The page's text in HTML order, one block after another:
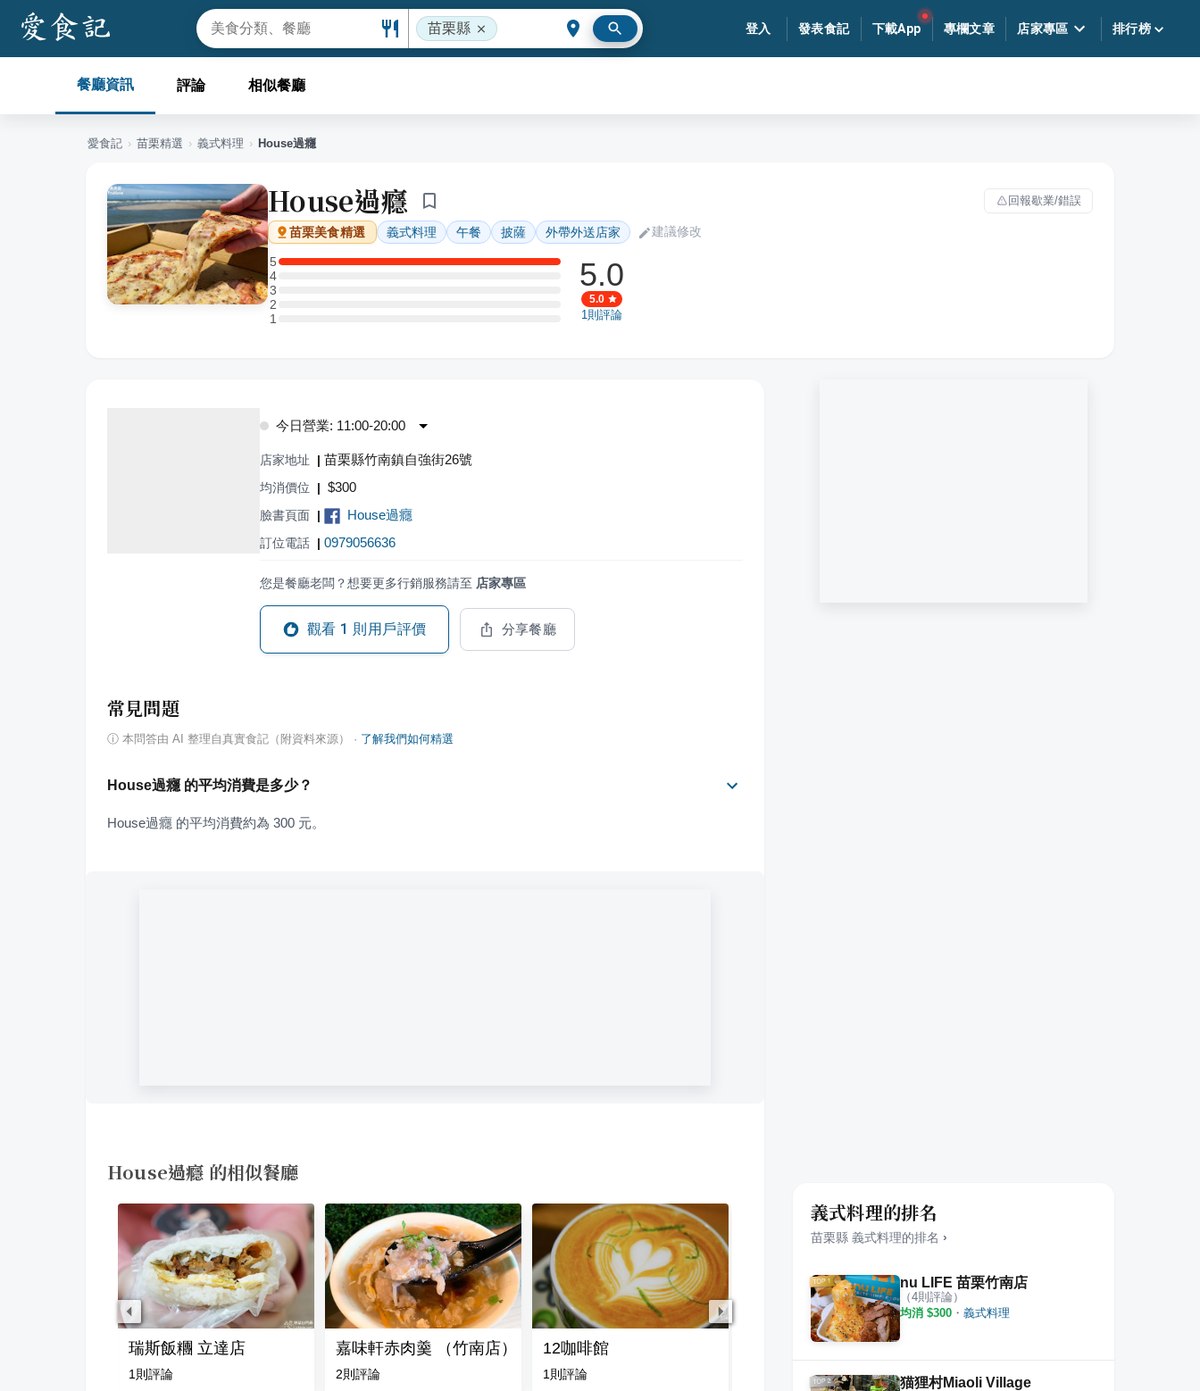
苗栗縣 登入 發表食記 下載App 專欄文章 店家專區 排行榜
餐廳資訊 評論 相似餐廳
愛食記 › 苗栗精選 › 義式料理 › House過癮
House過癮 回報歇業/錯誤
苗栗美食精選 義式料理 午餐 披薩 外帶外送店家 建議修改
5
5 星：1 則評論
4
4 星：0 則評論
3
3 星：0 則評論
2
2 星：0 則評論
11 星：0 則評論
5.0
5.0
1則評論
今日營業: 11:00-20:00
店家地址 | 苗栗縣竹南鎮自強街26號
均消價位 | $300
臉書頁面 | House過癮
訂位電話 | 0979056636
您是餐廳老闆？想要更多行銷服務請至 店家專區
觀看 1 則用戶評價 分享餐廳
常見問題
ⓘ 本問答由 AI 整理自真實食記（附資料來源） · 了解我們如何精選
House過癮 的平均消費是多少？
House過癮 的平均消費約為 300 元。
House過癮 的相似餐廳
- 雅蒙蒂 竹南店瑞斯飯糰 立達店
1 則評論
嘉味軒赤肉羹 （竹南店）
2則評論
12咖啡館
1 則評論 則評論 5 則評論
義式料理的排名
苗栗縣 義式料理的排名 ›
nu LIFE 苗栗竹南店
（4則評論）
均消 $300 ・ 義式料理
猫狸村Miaoli Village